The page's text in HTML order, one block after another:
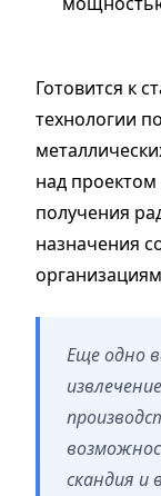
Готовится к
технологии
над проектом
получения
назначения
Еще одно
скандия и